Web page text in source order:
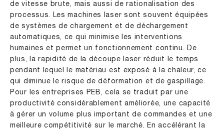
de vitesse brute, mais aussi de rationalisation des
processus. Les machines laser sont souvent équipées
de systèmes de chargement et de déchargement
automatiques, ce qui minimise les interventions
humaines et permet un fonctionnement continu. De
plus, la rapidité de la découpe laser réduit le temps
pendant lequel le matériau est exposé à la chaleur, ce
qui diminue le risque de déformation et de gaspillage.
Pour les entreprises PEB, cela se traduit par une
productivité considérablement améliorée, une capacité
à gérer un volume plus important de commandes et une
meilleure compétitivité sur le marché. En accélérant la